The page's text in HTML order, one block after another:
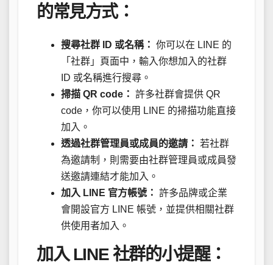
的常見方式：
搜尋社群 ID 或名稱： 你可以在 LINE 的
「社群」頁面中，輸入你想加入的社群
ID 或名稱進行搜尋。
掃描 QR code： 許多社群會提供 QR
code，你可以使用 LINE 的掃描功能直接
加入。
透過社群管理員或成員的邀請： 若社群
為邀請制，則需要由社群管理員或成員發
送邀請連結才能加入。
加入 LINE 官方帳號： 許多品牌或企業
會開設官方 LINE 帳號，並提供相關社群
供使用者加入。
加入 LINE 社群的小提醒：